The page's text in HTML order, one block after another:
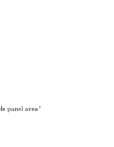
panel area"